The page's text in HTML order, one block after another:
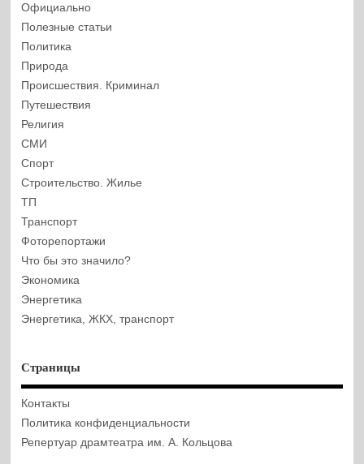
Официально
Полезные статьи
Политика
Природа
Происшествия. Криминал
Путешествия
Религия
СМИ
Спорт
Строительство. Жилье
ТП
Транспорт
Фоторепортажи
Что бы это значило?
Экономика
Энергетика
Энергетика, ЖКХ, транспорт
Страницы
Контакты
Политика конфиденциальности
Репертуар драмтеатра им. А. Кольцова